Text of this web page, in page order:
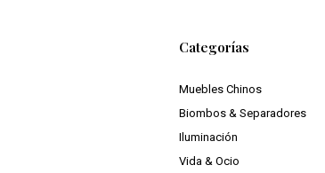
Categorías
Muebles Chinos
Biombos & Separadores
Iluminación
Vida & Ocio